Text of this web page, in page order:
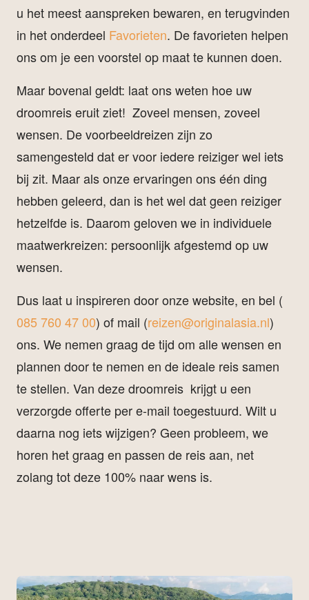
u het meest aanspreken bewaren, en terugvinden
in het onderdeel Favorieten. De favorieten helpen
ons om je een voorstel op maat te kunnen doen.
Maar bovenal geldt: laat ons weten hoe uw
droomreis eruit ziet! Zoveel mensen, zoveel
wensen. De voorbeeldreizen zijn zo
samengesteld dat er voor iedere reiziger wel iets
bij zit. Maar als onze ervaringen ons één ding
hebben geleerd, dan is het wel dat geen reiziger
hetzelfde is. Daarom geloven we in individuele
maatwerkreizen: persoonlijk afgestemd op uw
wensen.
Dus laat u inspireren door onze website, en bel (
085 760 47 00) of mail (reizen@originalasia.nl)
ons. We nemen graag de tijd om alle wensen en
plannen door te nemen en de ideale reis samen
te stellen. Van deze droomreis krijgt u een
verzorgde offerte per e-mail toegestuurd. Wilt u
daarna nog iets wijzigen? Geen probleem, we
horen het graag en passen de reis aan, net
zolang tot deze 100% naar wens is.